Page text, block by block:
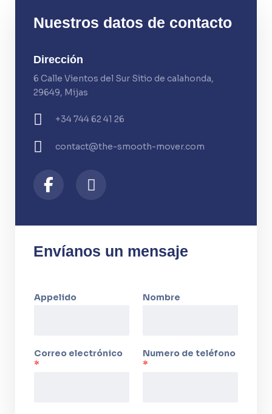
Nuestros datos de contacto
Dirección
6 Calle Vientos del Sur Sitio de calahonda,
29649, Mijas
+34 744 62 41 26
contact@the-smooth-mover.com
Envíanos un mensaje
Appelido Nombre
Correo electrónico
*
Numero de teléfono
*